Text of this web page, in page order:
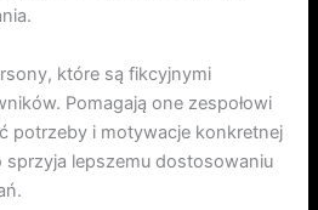
które są fikcyjnymi
Pomagają one zespołowi
potrzeby i motywacje konkretnej
lepszemu dostosowaniu